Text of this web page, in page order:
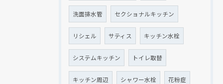
洗面排水管 セクショナルキッチン
リシェル サティス キッチン水栓
システムキッチン トイレ取替
キッチン周辺 シャワー水栓 花粉症